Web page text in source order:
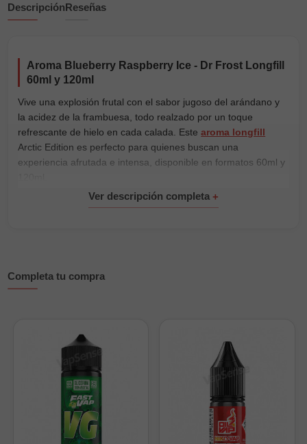
DescripciónReseñas
Aroma Blueberry Raspberry Ice - Dr Frost Longfill
60ml y 120ml
Vive una explosión frutal con el sabor jugoso del arándano y
la acidez de la frambuesa, todo realzado por un toque
refrescante de hielo en cada calada. Estearoma longfill
Arctic Edition es perfecto para quienes buscan una
experiencia afrutada e intensa, disponible en formatos 60ml y
Si eres amante de loslongfill frutales, su envase PET con
Composición: 100% PG
Sin nicotina, añadir base y/o nicotina si se desea
¿Cómo preparar tu Longfill?
Completa tu compra